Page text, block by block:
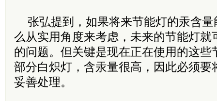
张弘提到，如果将来节能灯的汞含
么从实用角度来考虑，未来的节能灯就
的问题。但关键是现在正在使用的这些
部分白炽灯，含汞量很高，因此必须要
妥善处理。